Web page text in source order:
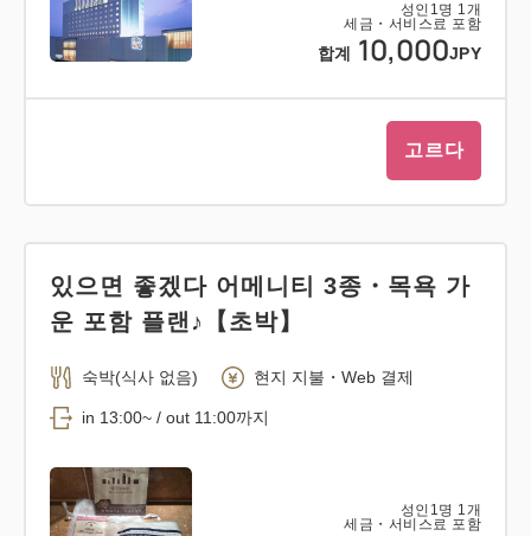
성인 1명 1개
세금・서비스료 포함
합계 10,000JPY
고르다
성인 1명 1개
세금・서비스료 포함
있으면 좋겠다 어메니티 3종・목욕 가
운 포함 플랜♪【초박】
숙박(식사 없음) 현지 지불・Web 결제
in 13:00~ / out 11:00까지